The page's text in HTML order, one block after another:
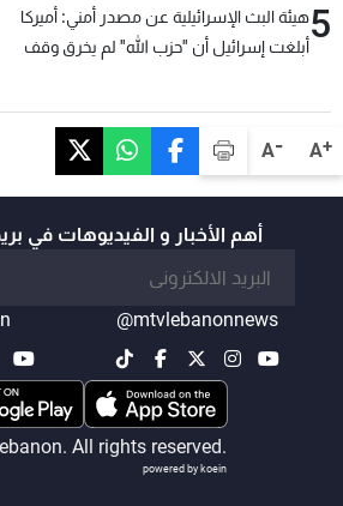
A+
A-
5هيئة البث الإسرائيلية عن مصدر أمني: أميركا
أبلغت إسرائيل أن "حزب الله" لم يخرق وقف
أهم الأخبار و الفيديوهات في
@mtvlebanonnews
All rights reserved.
powered by koein